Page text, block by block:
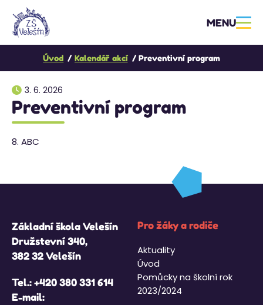
MENU
Úvod Kalendář akcí Preventivní program
3. 6. 2026
Preventivní program
8. ABC
Základní škola Velešín
Družstevní 340,
382 32 Velešín
Tel.:+420 380 331 614
E-mail:
Pro žáky a rodiče
Aktuality
Úvod
Pomůcky na školní rok
2023/2024